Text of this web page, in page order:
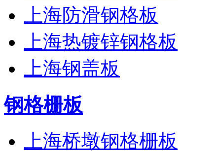
上海防滑钢格板
上海热镀锌钢格板
上海钢盖板
钢格栅板
上海桥墩钢格栅板